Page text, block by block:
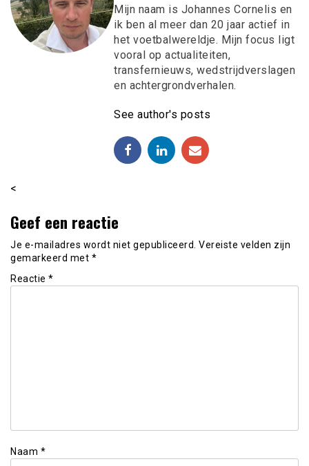
Mijn naam is Johannes Cornelis en
ik ben al meer dan 20 jaar actief in
het voetbalwereldje. Mijn focus ligt
vooral op actualiteiten,
transfernieuws, wedstrijdverslagen
en achtergrondverhalen.
See author's posts
<
Geef een reactie
Je e-mailadres wordt niet gepubliceerd. Vereiste velden zijn
gemarkeerd met *
Reactie *
Naam *